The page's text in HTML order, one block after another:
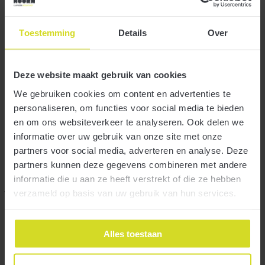
Toestemming Details Over
Deze website maakt gebruik van cookies
We gebruiken cookies om content en advertenties te
personaliseren, om functies voor social media te bieden
en om ons websiteverkeer te analyseren. Ook delen we
informatie over uw gebruik van onze site met onze
partners voor social media, adverteren en analyse. Deze
partners kunnen deze gegevens combineren met andere
informatie die u aan ze heeft verstrekt of die ze hebben
verzameld op basis van uw gebruik van hun services.
Alles toestaan
10% hoger
3 oktober 2022
Als u uw auto parkeert zonder voldoende parkeerbelasting te
betalen, loopt u kans op de naheffing parkeerbelasting. Deze
naheffing bestaat uit een bedrag aan te betalen parkeergeld, plus een
bedrag ter dekking van de kosten. Dit laatste bedrag stijgt volgend
Meer